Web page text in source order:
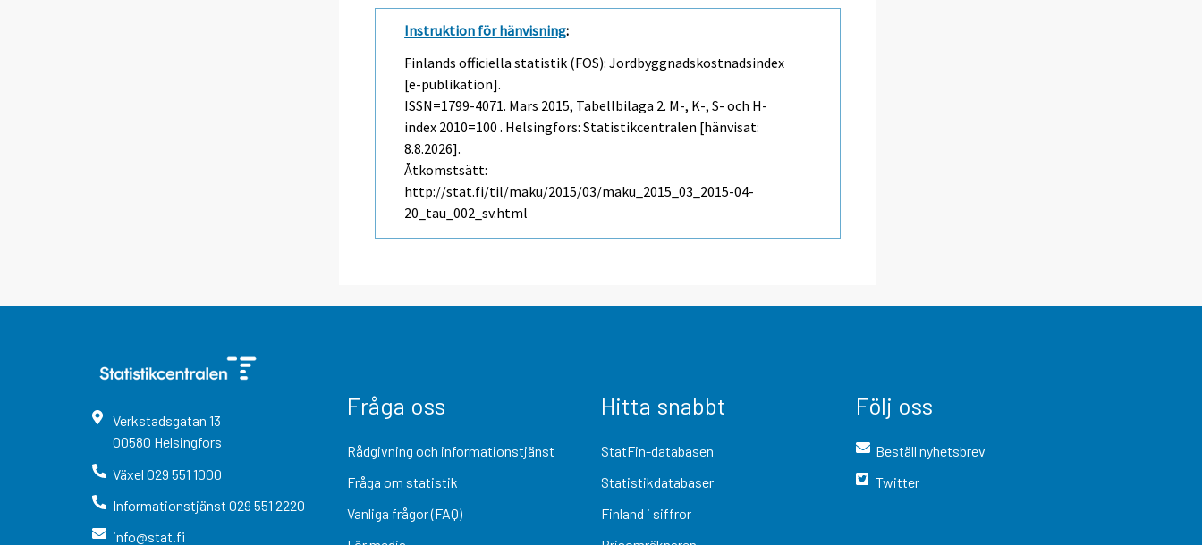
Instruktion för hänvisning:
Finlands officiella statistik (FOS): Jordbyggnadskostnadsindex
[e-publikation].
ISSN=1799-4071. Mars 2015, Tabellbilaga 2. M-, K-, S- och H-
index 2010=100 . Helsingfors: Statistikcentralen [hänvisat:
8.8.2026].
Åtkomstsätt:
http://stat.fi/til/maku/2015/03/maku_2015_03_2015-04-
20_tau_002_sv.html
Verkstadsgatan 13
00580 Helsingfors
Växel 029 551 1000
Informationstjänst 029 551 2220
info@stat.fi
Fråga oss
Rådgivning och informationstjänst
Fråga om statistik
Vanliga frågor (FAQ)
Hitta snabbt
StatFin-databasen
Statistikdatabaser
Finland i siffror
Följ oss
Beställ nyhetsbrev
Twitter